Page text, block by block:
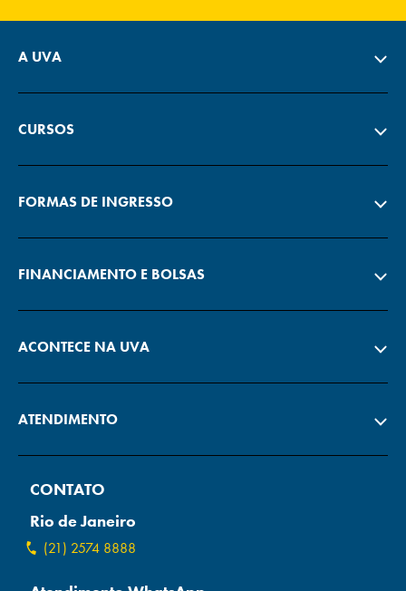
A UVA
CURSOS
FORMAS DE INGRESSO
FINANCIAMENTO E BOLSAS
ACONTECE NA UVA
ATENDIMENTO
CONTATO
Rio de Janeiro
(21) 2574 8888